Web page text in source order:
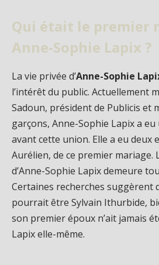
Qui était le premier
Anne-Sophie Lapix ?
La vie privée d’Anne-Sophie
l’intérêt du public. Actuellement
Sadoun, président de Publicis et
garçons, Anne-Sophie Lapix a
avant cette union. Elle a eu deux
Aurélien, de ce premier mariage.
d’Anne-Sophie Lapix demeure
Certaines recherches suggèrent
pourrait être Sylvain Ithurbide,
son premier époux n’ait jamais
Lapix elle-même.